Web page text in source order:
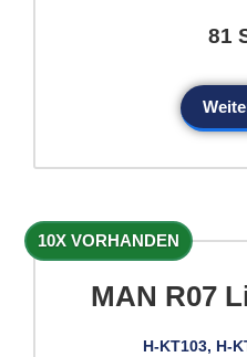
81
10X VORHANDEN
MAN R07
H-KT103, H-